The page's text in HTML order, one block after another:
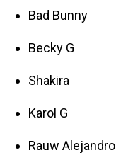
Bad Bunny
Becky G
Shakira
Karol G
Rauw Alejandro